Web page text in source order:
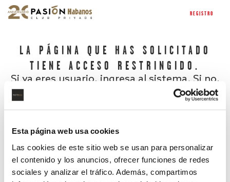
Esta página web usa cookies
Las cookies de este sitio web se usan para personalizar
el contenido y los anuncios, ofrecer funciones de redes
sociales y analizar el tráfico. Además, compartimos
REGISTRO
LA PÁGINA QUE HAS SOLICITADO
TIENE ACCESO RESTRINGIDO.
Si ya eres usuario, ingresa al sistema. Si no,